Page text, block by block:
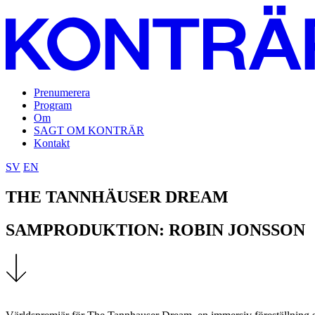
Prenumerera
Program
Om
SAGT OM KONTRÄR
Kontakt
SV EN
THE TANNHÄUSER DREAM
SAMPRODUKTION: ROBIN JONSSON